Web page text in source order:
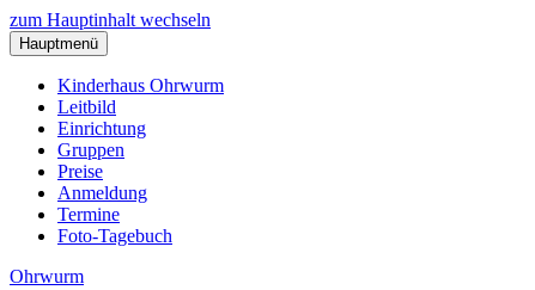
zum Hauptinhalt wechseln
Hauptmenü
Kinderhaus Ohrwurm
Leitbild
Einrichtung
Gruppen
Preise
Anmeldung
Termine
Foto-Tagebuch
Ohrwurm